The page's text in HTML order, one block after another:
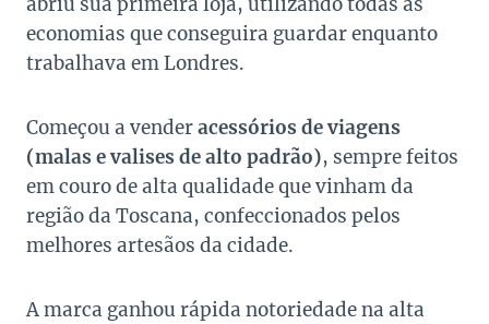
economias que conseguira guardar enquanto
trabalhava em Londres.
Começou a venderacessórios de viagens
(malas e valises de alto padrão), sempre feitos
em couro de alta qualidade que vinham da
região da Toscana, confeccionados pelos
melhores artesãos da cidade.
A marca ganhou rápida notoriedade na alta